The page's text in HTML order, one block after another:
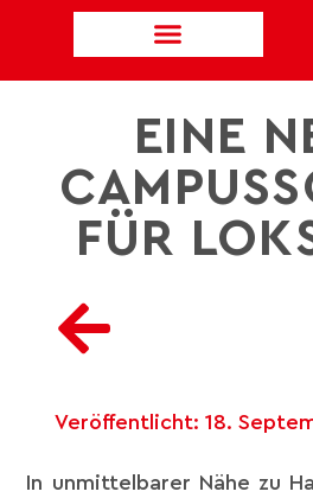
EINE
FÜR
Veröffentlicht: 18.
In unmittelbarer Nähe zu